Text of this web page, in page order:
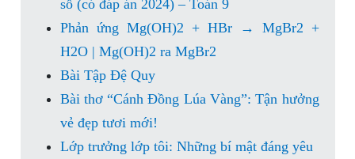
số (có đáp án 2024) – Toán 9
Phản ứng Mg(OH)2 + HBr → MgBr2 +
H2O | Mg(OH)2 ra MgBr2
Bài Tập Đệ Quy
Bài thơ “Cánh Đồng Lúa Vàng”: Tận hưởng
vẻ đẹp tươi mới!
Lớp trưởng lớp tôi: Những bí mật đáng yêu